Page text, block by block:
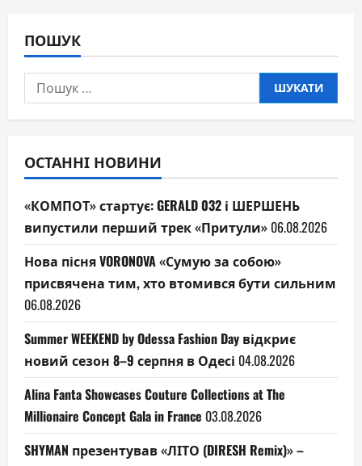
ПОШУК
Пошук:
ОСТАННІ НОВИНИ
«КОМПОТ» стартує: GERALD 032 і ШЕРШЕНЬ
випустили перший трек «Притули» 06.08.2026
Нова пісня VORONOVA «Сумую за собою»
присвячена тим, хто втомився бути сильним
06.08.2026
Summer WEEKEND by Odessa Fashion Day відкриє
новий сезон 8–9 серпня в Одесі 04.08.2026
Alina Fanta Showcases Couture Collections at The
Millionaire Concept Gala in France 03.08.2026
SHYMAN презентував «ЛІТО (DIRESH Remix)» –